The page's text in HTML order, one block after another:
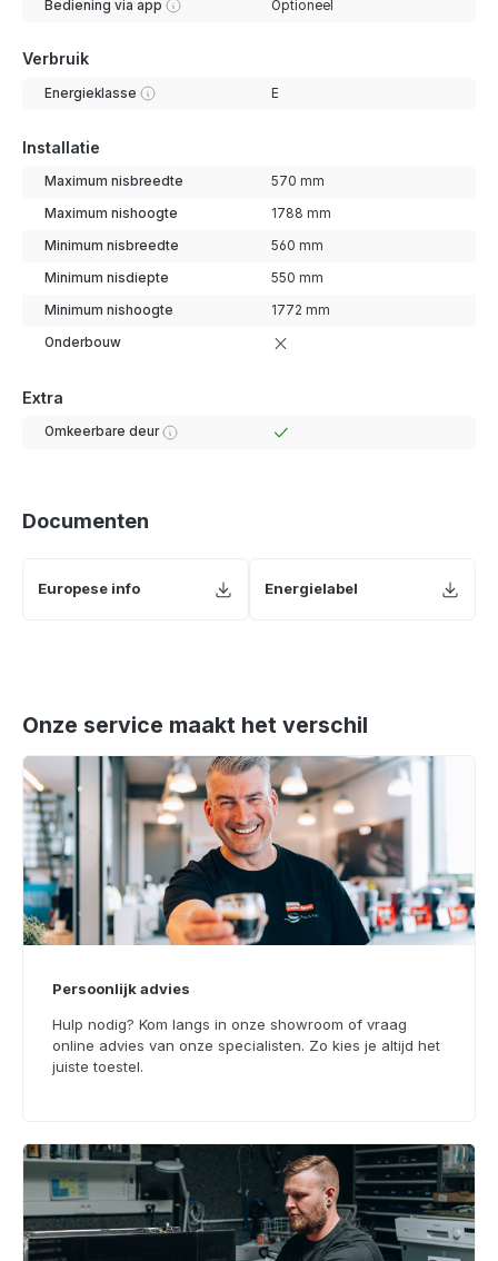
Bediening via app Optioneel
Verbruik
Energieklasse E
Installatie
Maximum nisbreedte 570 mm
Maximum nishoogte 1788 mm
Minimum nisbreedte 560 mm
Minimum nisdiepte 550 mm
Minimum nishoogte 1772 mm
Onderbouw
Extra
Omkeerbare deur
Documenten
Europese info Energielabel
Onze service maakt het verschil
Persoonlijk advies
Hulp nodig? Kom langs in onze showroom of vraag
online advies van onze specialisten. Zo kies je altijd het
juiste toestel.